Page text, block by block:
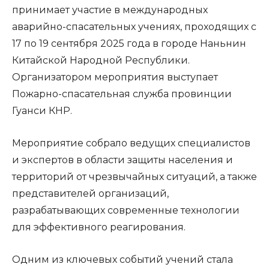
принимает участие в международных
аварийно-спасательных учениях, проходящих с
17 по 19 сентября 2025 года в городе Наньнин
Китайской Народной Республики.
Организатором мероприятия выступает
Пожарно-спасательная служба провинции
Гуанси КНР.
Мероприятие собрало ведущих специалистов
и экспертов в области защиты населения и
территорий от чрезвычайных ситуаций, а также
представителей организаций,
разрабатывающих современные технологии
для эффективного реагирования.
Одним из ключевых событий учений стала